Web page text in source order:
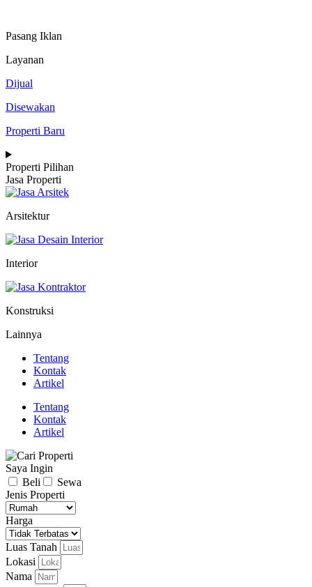
Pasang Iklan
Layanan
Dijual
Disewakan
Properti Baru
Properti Pilihan
Jasa Properti
Arsitektur
Interior
Konstruksi
Lainnya
Tentang
Kontak
Artikel
Tentang
Kontak
Artikel
Saya Ingin
Beli
Sewa
Jenis Properti
Harga
Luas Tanah
Lokasi
Nama